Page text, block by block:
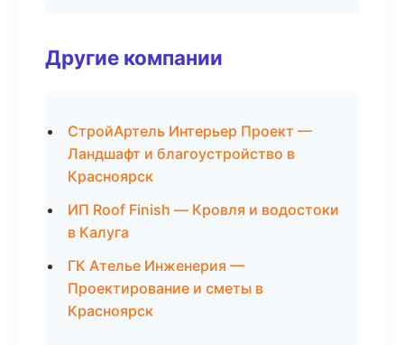
Другие компании
СтройАртель Интерьер Проект —
Ландшафт и благоустройство в
Красноярск
ИП Roof Finish — Кровля и водостоки
в Калуга
ГК Ателье Инженерия —
Проектирование и сметы в
Красноярск